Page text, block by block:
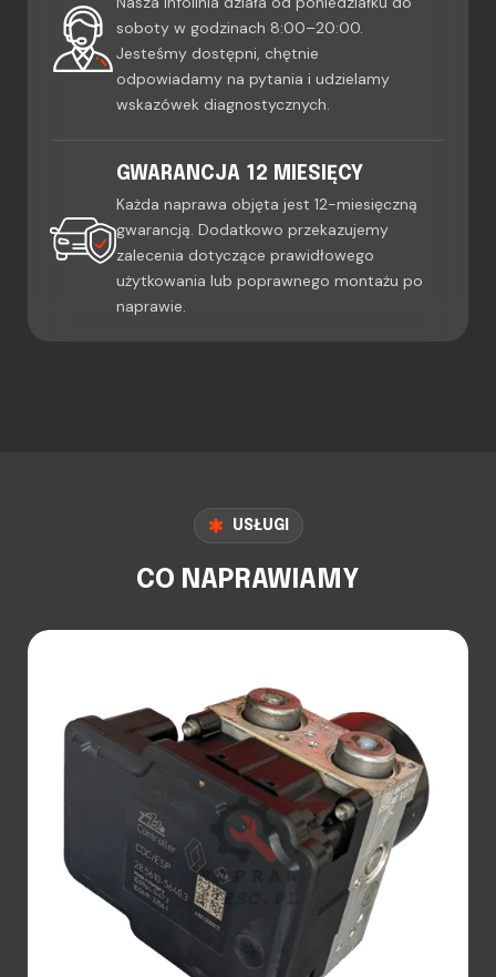
soboty w godzinach 8:00–20:00.
Jesteśmy dostępni, chętnie
odpowiadamy na pytania i udzielamy
wskazówek diagnostycznych.
GWARANCJA 12 MIESIĘCY
Każda naprawa objęta jest 12-miesięczną
gwarancją. Dodatkowo przekazujemy
zalecenia dotyczące prawidłowego
użytkowania lub poprawnego montażu po
naprawie.
USŁUGI
CO NAPRAWIAMY